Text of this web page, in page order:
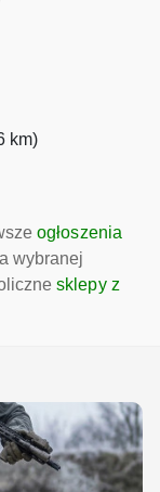
km)
ogłoszenia
wybranej
sklepy z